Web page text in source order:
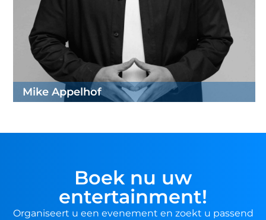
Mike Appelhof
Boek nu uw
entertainment!
Organiseert u een evenement en zoekt u passend